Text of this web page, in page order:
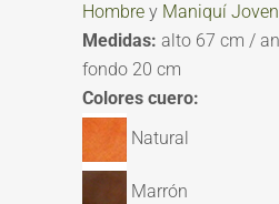
Hombre y Maniquí Joven
Medidas: alto 67 cm /
fondo 20 cm
Colores cuero:
Natural
Marrón